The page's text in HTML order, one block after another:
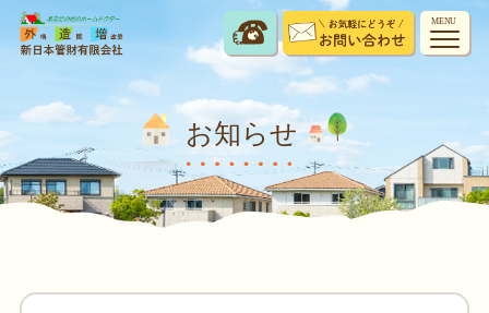
MENU
お知らせ